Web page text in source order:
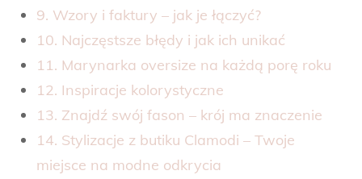
9. Wzory i faktury – jak je łączyć?
10. Najczęstsze błędy i jak ich unikać
11. Marynarka oversize na każdą porę roku
12. Inspiracje kolorystyczne
13. Znajdź swój fason – krój ma znaczenie
14. Stylizacje z butiku Clamodi – Twoje
miejsce na modne odkrycia